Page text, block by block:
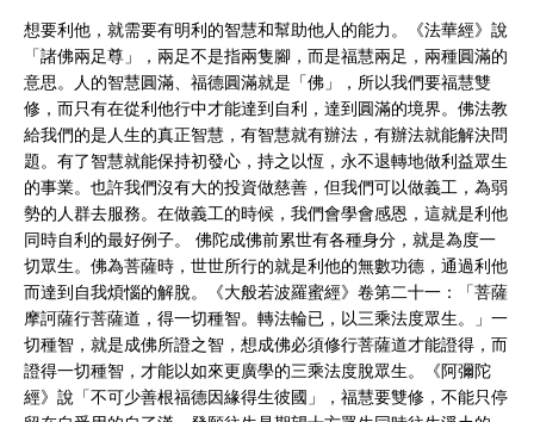
想要利他，就需要有明利的智慧和幫助他人的能力。《法華經》說
「諸佛兩足尊」，兩足不是指兩隻腳，而是福慧兩足，兩種圓滿的
意思。人的智慧圓滿、福德圓滿就是「佛」，所以我們要福慧雙
修，而只有在從利他行中才能達到自利，達到圓滿的境界。佛法教
給我們的是人生的真正智慧，有智慧就有辦法，有辦法就能解決問
題。有了智慧就能保持初發心，持之以恆，永不退轉地做利益眾生
的事業。也許我們沒有大的投資做慈善，但我們可以做義工，為弱
勢的人群去服務。在做義工的時候，我們會學會感恩，這就是利他
同時自利的最好例子。 佛陀成佛前累世有各種身分，就是為度一
切眾生。佛為菩薩時，世世所行的就是利他的無數功德，通過利他
而達到自我煩惱的解脫。《大般若波羅蜜經》卷第二十一：「菩薩
摩訶薩行菩薩道，得一切種智。轉法輪已，以三乘法度眾生。」一
切種智，就是成佛所證之智，想成佛必須修行菩薩道才能證得，而
證得一切種智，才能以如來更廣學的三乘法度脫眾生。《阿彌陀
經》說「不可少善根福德因緣得生彼國」，福慧要雙修，不能只停